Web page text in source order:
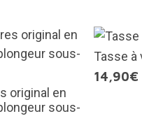
original en
sous-
Tasse à
14,90€